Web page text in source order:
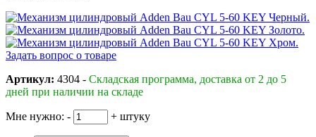
Задать вопрос о товаре
Артикул: 4304 - Складская программа, доставка от 2 до 5
дней при наличии на складе
Мне нужно: - + штуку